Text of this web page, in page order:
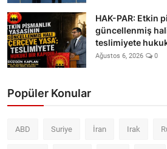
HAK-PAR: Etkin
güncellenmiş
teslimiyete
Ağustos 6, 2026 0
Popüler Konular
ABD Suriye İran Irak